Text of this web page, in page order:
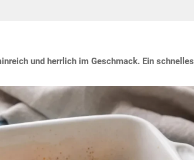
und herrlich im Geschmack. Ein schnelles